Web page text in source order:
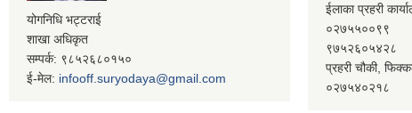
योगनिधि भट्टराई
शाखा अधिकृत
सम्पर्क: ९८५२६८०१५०
ई-मेल: infooff.suryodaya@gmail.com
ईलाका प्रहरी
०२७५५००९९
९७५२६०५४२८
प्रहरी चौकी,
०२७५४०२१८